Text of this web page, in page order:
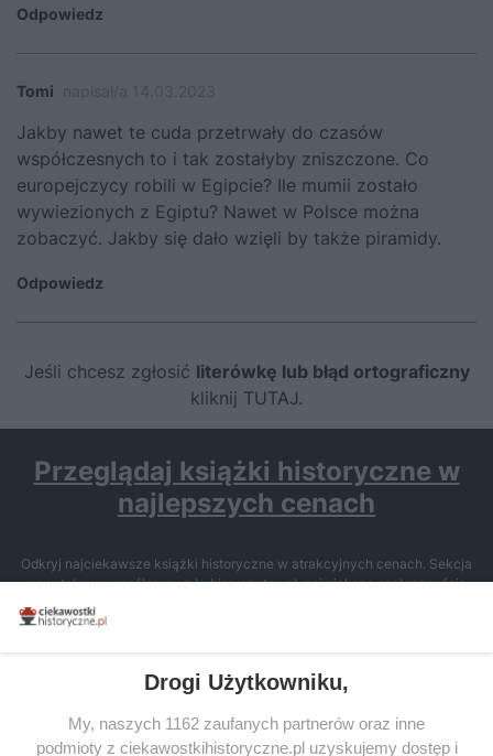
Odpowiedz
Tomi
Jakby nawet te cuda przetrwały do czasów
współczesnych to i tak zostałyby zniszczone. Co
europejczycy robili w Egipcie? Ile mumii zostało
wywiezionych z Egiptu? Nawet w Polsce można
zobaczyć. Jakby się dało wzięli by także piramidy.
Odpowiedz
Jeśli chcesz zgłosić literówkę lub błąd ortograficzny
kliknij TUTAJ.
Przeglądaj książki historyczne w
najlepszych cenach
Odkryj najciekawsze książki historyczne w atrakcyjnych cenach. Sekcja
powstała we współpracy z Lubimyczytac.pl, największą społecznością
miłośników literatury w Polsce – dzięki temu możesz wybierać spośród
tytułów najwyżej ocenianych przez czytelników.
Drogi Użytkowniku,
My, naszych 1162 zaufanych partnerów oraz inne
podmioty z ciekawostkihistoryczne.pl uzyskujemy dostęp i